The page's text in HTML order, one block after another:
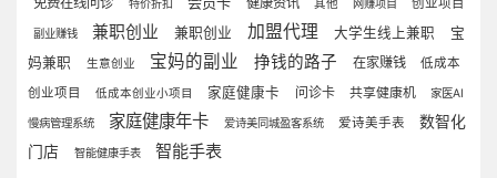
特价折扣 其他 网赚项目
副业赚钱 兼职创业 兼职创业 加盟代理 大学生线上兼职
宝
妈兼职
生意创业 宝妈的副业 挣钱的路子 在家赚钱
低成本
创业项目
低成本创业小项目 家庭健康卡 问诊卡 共享健康机 家医AI
慢病管理系统 家庭健康年卡 爱诗美同城盈客系统 爱诗美手表
数智化
门店
智能健康手表 智能手表